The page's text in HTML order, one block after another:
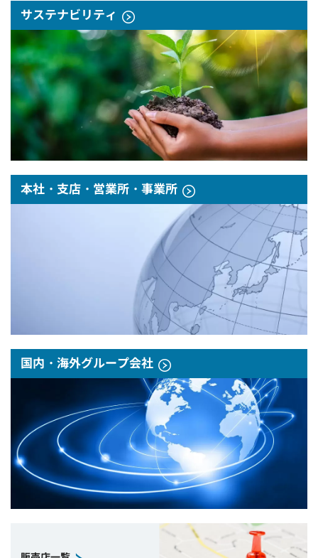
サステナビリティ
本社・支店・営業所・事業所
国内・海外グループ会社